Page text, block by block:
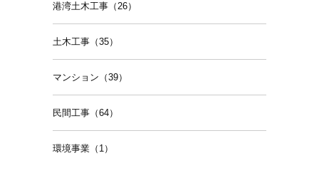
港湾土木工事（26）
土木工事（35）
マンション（39）
民間工事（64）
環境事業（1）